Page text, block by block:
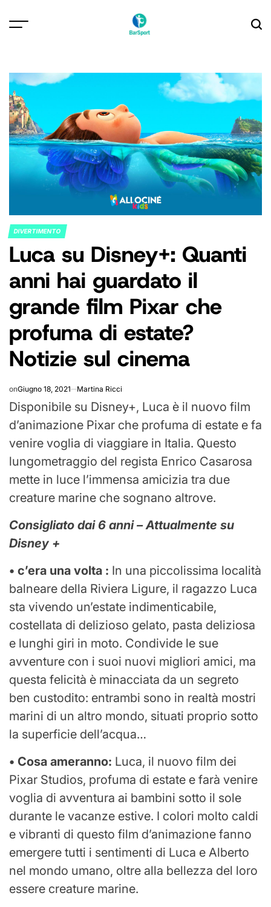
POSTED
IN
DIVERTIMENTO
Luca su Disney+: Quanti
anni hai guardato il
grande film Pixar che
profuma di estate?
Notizie sul cinema
onGiugno 18, 2021 Martina Ricci
Disponibile su Disney+, Luca è il nuovo film
d’animazione Pixar che profuma di estate e fa
venire voglia di viaggiare in Italia. Questo
lungometraggio del regista Enrico Casarosa
mette in luce l’immensa amicizia tra due
creature marine che sognano altrove.
Consigliato dai 6 anni – Attualmente su
Disney +
• c’era una volta : In una piccolissima località
balneare della Riviera Ligure, il ragazzo Luca
sta vivendo un’estate indimenticabile,
costellata di delizioso gelato, pasta deliziosa
e lunghi giri in moto. Condivide le sue
avventure con i suoi nuovi migliori amici, ma
questa felicità è minacciata da un segreto
ben custodito: entrambi sono in realtà mostri
marini di un altro mondo, situati proprio sotto
la superficie dell’acqua…
• Cosa ameranno: Luca, il nuovo film dei
Pixar Studios, profuma di estate e farà venire
voglia di avventura ai bambini sotto il sole
durante le vacanze estive. I colori molto caldi
e vibranti di questo film d’animazione fanno
emergere tutti i sentimenti di Luca e Alberto
nel mondo umano, oltre alla bellezza del loro
essere creature marine.